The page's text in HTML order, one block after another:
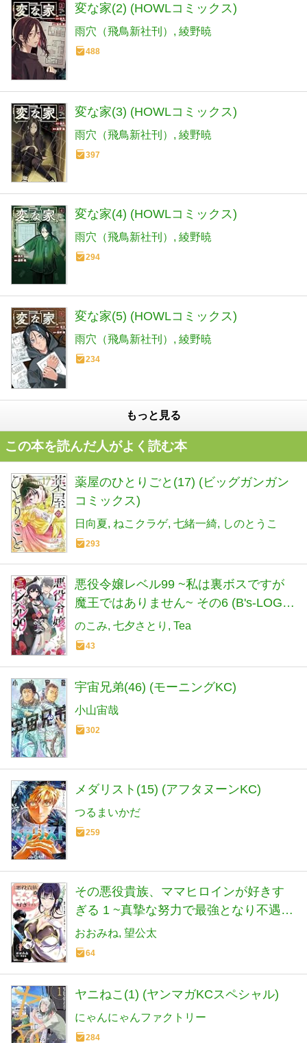
変な家(2) (HOWLコミックス)
雨穴（飛鳥新社刊） 綾野暁
488
変な家(3) (HOWLコミックス)
雨穴（飛鳥新社刊） 綾野暁
397
変な家(4) (HOWLコミックス)
雨穴（飛鳥新社刊） 綾野暁
294
変な家(5) (HOWLコミックス)
雨穴（飛鳥新社刊） 綾野暁
234
もっと見る
この本を読んだ人がよく読む本
薬屋のひとりごと(17) (ビッグガンガン
コミックス)
日向夏 ねこクラゲ 七緒一綺 しのとうこ
293
悪役令嬢レベル99 ~私は裏ボスですが
魔王ではありません~ その6 (B's-LOG
COMICS)
のこみ 七夕さとり Tea
43
宇宙兄弟(46) (モーニングKC)
小山宙哉
302
メダリスト(15) (アフタヌーンKC)
つるまいかだ
259
その悪役貴族、ママヒロインが好きす
ぎる 1 ~真摯な努力で最強となり不遇な
推しキャラ助けまくる~ (MFC)
おおみね 望公太
64
ヤニねこ(1) (ヤンマガKCスペシャル)
にゃんにゃんファクトリー
284